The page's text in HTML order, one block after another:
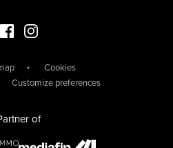
Facebook Luxury Properties
Instagram Luxury Properties
Cookies
Customize preferences
of